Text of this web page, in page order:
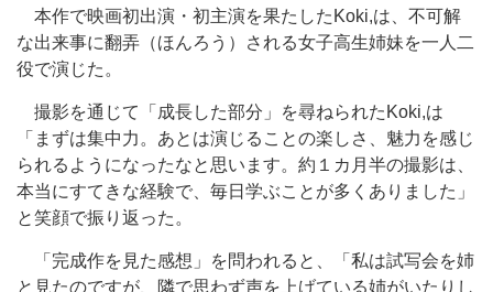
本作で映画初出演・初主演を果たしたKoki,は、不可解
な出来事に翻弄（ほんろう）される女子高生姉妹を一人二
役で演じた。
撮影を通じて「成長した部分」を尋ねられたKoki,は
「まずは集中力。あとは演じることの楽しさ、魅力を感じ
られるようになったなと思います。約１カ月半の撮影は、
本当にすてきな経験で、毎日学ぶことが多くありました」
と笑顔で振り返った。
「完成作を見た感想」を問われると、「私は試写会を姉
と見たのですが、隣で思わず声を上げている姉がいたりし